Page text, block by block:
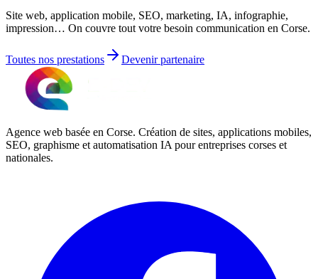
Site web, application mobile, SEO, marketing, IA, infographie,
impression… On couvre tout votre besoin communication en Corse.
Toutes nos prestations Devenir partenaire
Agence web basée en Corse. Création de sites, applications mobiles,
SEO, graphisme et automatisation IA pour entreprises corses et
nationales.